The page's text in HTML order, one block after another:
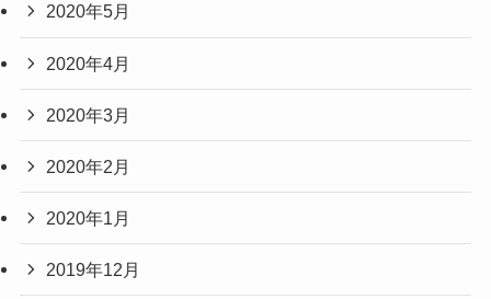
2020年5月
2020年4月
2020年3月
2020年2月
2020年1月
2019年12月